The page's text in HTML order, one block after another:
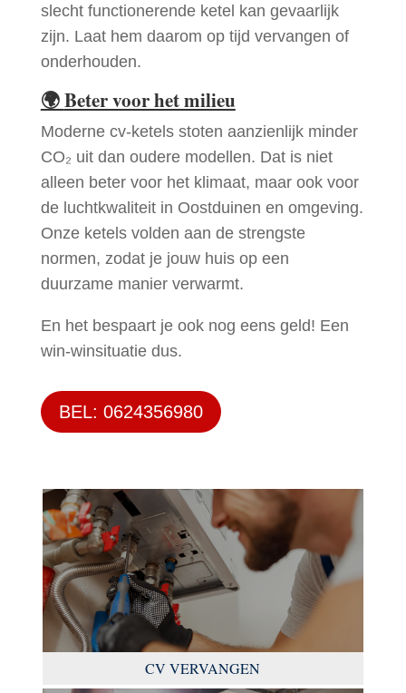
slecht functionerende ketel kan gevaarlijk
zijn. Laat hem daarom op tijd vervangen of
onderhouden.
🌍Beter voor het milieu
Moderne cv-ketels stoten aanzienlijk minder
CO₂ uit dan oudere modellen. Dat is niet
alleen beter voor het klimaat, maar ook voor
de luchtkwaliteit in Oostduinen en omgeving.
Onze ketels volden aan de strengste
normen, zodat je jouw huis op een
duurzame manier verwarmt.
En het bespaart je ook nog eens geld! Een
win-winsituatie dus.
BEL: 0624356980
CV VERVANGEN